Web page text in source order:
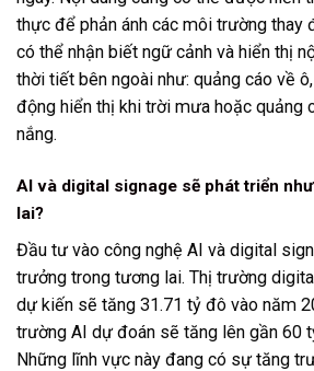
thực để phản ánh các môi trường thay
có thể nhận biết ngữ cảnh và hiển thị
thời tiết bên ngoài như: quảng cáo về
động hiển thị khi trời mưa hoặc quảng
nắng.
AI và digital signage sẽ phát triển
lai?
Đầu tư vào công nghệ AI và digital
trưởng trong tương lai. Thị trường
dự kiến sẽ tăng 31.71 tỷ đô vào năm
trường AI dự đoán sẽ tăng lên gần 60
Những lĩnh vực này đang có ​​sự tăng